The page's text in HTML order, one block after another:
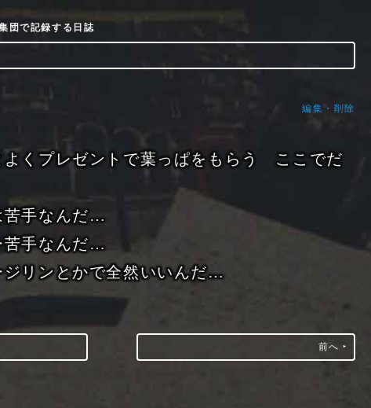
団で記録する日誌
編集・削除
よくプレゼントで葉っぱをもらう ここでだ
苦手なんだ…
苦手なんだ…
ジリンとかで全然いいんだ…
前へ ‣